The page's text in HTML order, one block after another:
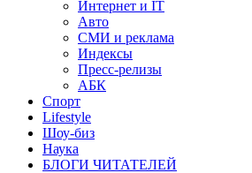
Интернет и IT
Авто
СМИ и реклама
Индексы
Пресс-релизы
АБК
Спорт
Lifestyle
Шоу-биз
Наука
БЛОГИ ЧИТАТЕЛЕЙ